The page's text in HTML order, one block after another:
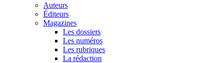
Auteurs
Éditeurs
Magazines
Les dossiers
Les numéros
Les rubriques
La rédaction